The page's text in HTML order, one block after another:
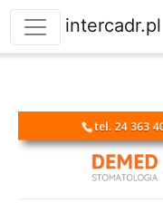
intercadr.pl